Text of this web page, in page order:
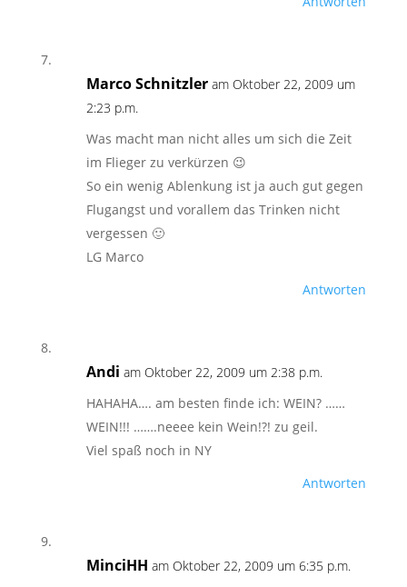
Marco Schnitzler am Oktober 22, 2009 um
2:23 p.m.
Was macht man nicht alles um sich die Zeit
im Flieger zu verkürzen 😉
So ein wenig Ablenkung ist ja auch gut gegen
Flugangst und vorallem das Trinken nicht
vergessen 🙂
LG Marco
Antworten
Andi am Oktober 22, 2009 um 2:38 p.m.
HAHAHA…. am besten finde ich: WEIN? ……
WEIN!!! …….neeee kein Wein!?! zu geil.
Viel spaß noch in NY
Antworten
MinciHH am Oktober 22, 2009 um 6:35 p.m.